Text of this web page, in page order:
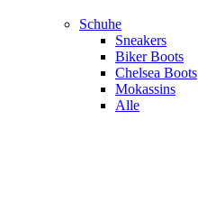
Schuhe
Sneakers
Biker Boots
Chelsea Boots
Mokassins
Alle